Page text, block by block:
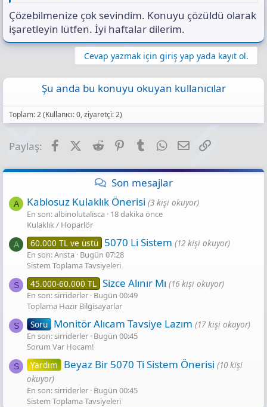
Çözebilmenize çok sevindim. Konuyu çözüldü olarak
işaretleyin lütfen. İyi haftalar dilerim.
Cevap yazmak için giriş yap yada kayıt ol.
Şu anda bu konuyu okuyan kullanıcılar
Toplam: 2 (Kullanıcı: 0, ziyaretçi: 2)
Paylaş: FacebookX (Twitter)
Reddit PinterestTumblr WhatsApp
E-posta
Son mesajlar
A Kablosuz Kulaklık Önerisi (3 kişi okuyor)
En son: albinolutalisca 18 dakika önce
Kulaklık / Hoparlör
A 60.000 TL ve üstü 5070 Li Sistem (12 kişi okuyor)
En son: Arista Bugün 07:28
Sistem Toplama Tavsiyeleri
S 45.000-60.000 TL Sizce Alınır Mı (16 kişi okuyor)
En son: sirriderler Bugün 00:49
Toplama Hazır Bilgisayarlar
S Soru Monitör Alıcam Tavsiye Lazım (17 kişi okuyor)
En son: sirriderler Bugün 00:45
Sorum Var Hocam!
S Yardım Beyaz Bir 5070 Ti Sistem Önerisi (10 kişi
okuyor)
En son: sirriderler Bugün 00:45
Sistem Toplama Tavsiyeleri